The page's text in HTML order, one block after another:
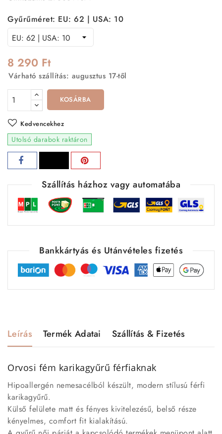
Gyűrűméret: EU: 62 | USA: 10
8 290 Ft
Várható szállítás: augusztus 17-től
KOSÁRBA
Kedvencekhez
Utolsó darabok raktáron
Szállítás házhoz vagy automatába
Bankkártyás és Utánvételes fizetés
Leírás Termék Adatai Szállítás & Fizetés
Orvosi fém karikagyűrű férfiaknak
Hipoallergén nemesacélból készült, modern stílusú férfi
karikagyűrű.
Külső felülete matt és fényes kivitelezésű, belső része
kényelmes, comfort fit kialakítású.